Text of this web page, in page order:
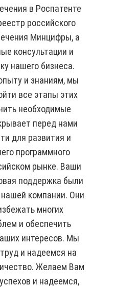
в Роспатенте
российского
Минцифры, а
консультации и
нашего бизнеса.
и знаниям, мы
все этапы этих
необходимые
перед нами
для развития и
программного
рынке. Ваши
поддержка были
компании. Они
многих
и обеспечить
интересов. Мы
и надеемся на
Желаем Вам
и надеемся,